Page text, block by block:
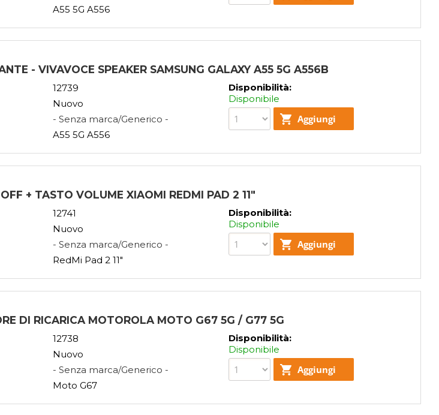
A55 5G A556
- VIVAVOCE SPEAKER SAMSUNG GALAXY A55 5G A556B
12739
Nuovo
- Senza marca/Generico -
A55 5G A556
Disponibilità:
Disponibile
+ TASTO VOLUME XIAOMI REDMI PAD 2 11"
12741
Nuovo
- Senza marca/Generico -
RedMi Pad 2 11"
Disponibilità:
Disponibile
DI RICARICA MOTOROLA MOTO G67 5G / G77 5G
12738
Nuovo
- Senza marca/Generico -
Moto G67
Disponibilità:
Disponibile